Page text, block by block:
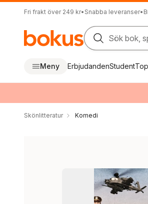
Fri frakt över 249 kr• Snabba leveranser•
Sök bok,
Meny ErbjudandenStudent
Skönlitteratur Komedi